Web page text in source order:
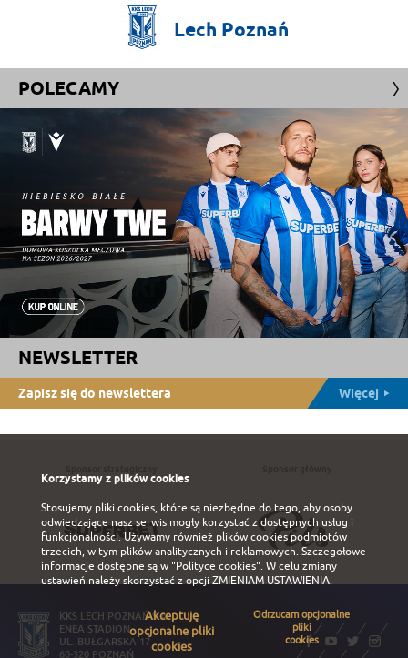
Lech Poznań
POLECAMY
NEWSLETTER
Zapisz się do newslettera Więcej
KKS LECH POZNAŃ S.A.
ENEA STADION
UL. BUŁGARSKA 17
60-320 POZNAŃ
Korzystamy z plików cookies
Stosujemy pliki cookies, które są niezbędne do tego, aby osoby
odwiedzające nasz serwis mogły korzystać z dostępnych usług i
funkcjonalności. Używamy również plików cookies podmiotów
trzecich, w tym plików analitycznych i reklamowych. Szczegołowe
informacje dostępne są w"Polityce cookies". W celu zmiany
ustawień należy skorzystać z opcji ZMIENIAM USTAWIENIA.
Akceptuję
opcjonalne pliki
cookies
Odrzucam opcjonalne
pliki
cookies